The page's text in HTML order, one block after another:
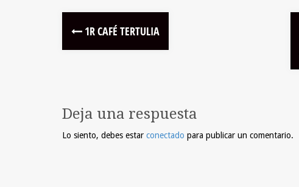
1R CAFÉ TERTULIA
Deja una respuesta
Lo siento, debes estar conectado para publicar un comentario.